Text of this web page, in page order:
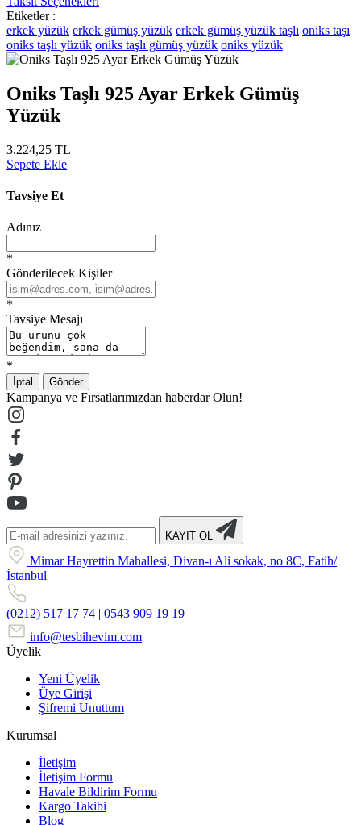
Etiketler :
erkek yüzük erkek gümüş yüzük erkek gümüş yüzük taşlı oniks taşı
oniks taşlı yüzük oniks taşlı gümüş yüzük oniks yüzük
Oniks Taşlı 925 Ayar Erkek Gümüş
Yüzük
3.224,25 TL
Sepete Ekle
Tavsiye Et
Adınız
*
Gönderilecek Kişiler
*
Tavsiye Mesajı
*
İptal Gönder
Kampanya ve Fırsatlarımızdan haberdar Olun!
KAYIT OL
Mimar Hayrettin Mahallesi, Divan-ı Ali sokak, no 8C, Fatih/
İstanbul
(0212) 517 17 74 | 0543 909 19 19
info@tesbihevim.com
Üyelik
Yeni Üyelik
Üye Girişi
Şifremi Unuttum
Kurumsal
İletişim
İletişim Formu
Havale Bildirim Formu
Kargo Takibi
Blog